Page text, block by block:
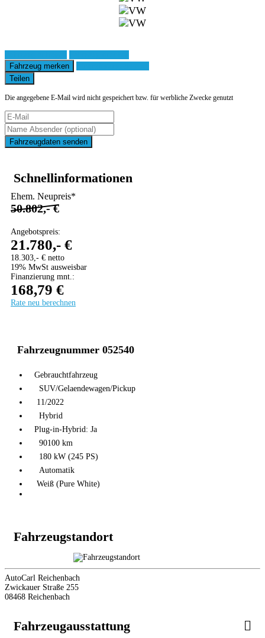
Fahrzeug merken
Teilen
Die angegebene E-Mail wird nicht gespeichert bzw. für werbliche Zwecke genutzt
Fahrzeugdaten senden
Schnellinformationen
Ehem. Neupreis*
50.802,- €
Angebotspreis:
21.780,- €
18.303,- € netto
19% MwSt ausweisbar
Finanzierung mnt.:
168,79 €
Rate neu berechnen
Fahrzeugnummer 052540
Gebrauchtfahrzeug
SUV/Gelaendewagen/Pickup
11/2022
Hybrid
Plug-in-Hybrid: Ja
90100 km
180 kW (245 PS)
Automatik
Weiß (Pure White)
Fahrzeugstandort
AutoCarl Reichenbach
Zwickauer Straße 255
08468 Reichenbach
Fahrzeugausstattung